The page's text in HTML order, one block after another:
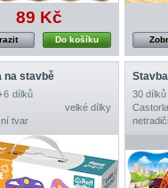
89 Kč
Do košíku
na stavbě
6 dílků
velké dílky
tvar
30 dílků